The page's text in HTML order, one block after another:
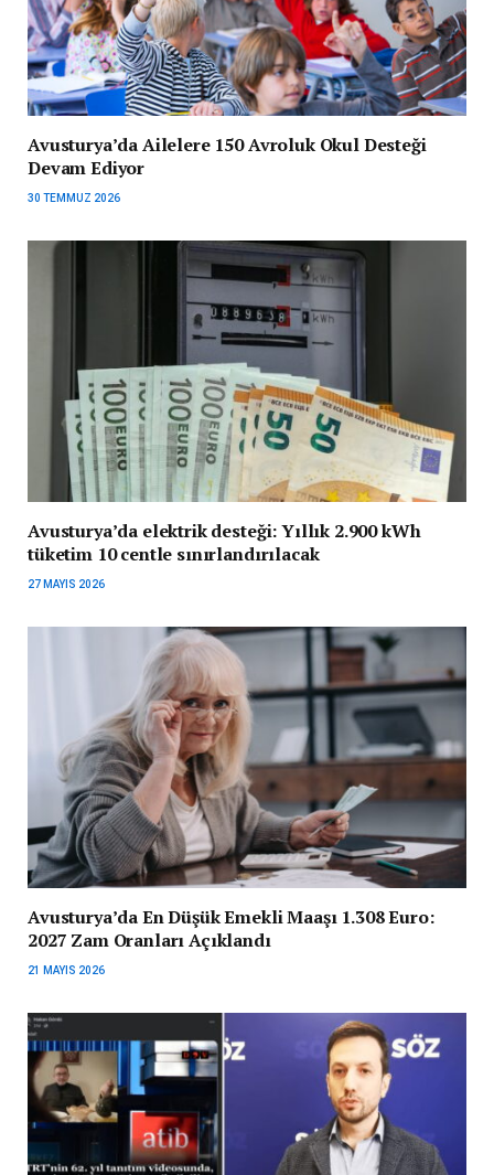
Avusturya’da Ailelere 150 Avroluk Okul Desteği
Devam Ediyor
30 TEMMUZ 2026
Avusturya’da elektrik desteği: Yıllık 2.900 kWh
tüketim 10 centle sınırlandırılacak
27 MAYIS 2026
Avusturya’da En Düşük Emekli Maaşı 1.308 Euro:
2027 Zam Oranları Açıklandı
21 MAYIS 2026